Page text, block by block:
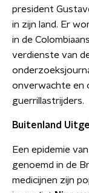
president
in zijn land. Er
in de
verdienste van
onverwachte en
guerrillastrijders.
Buitenland
Een epidemie
genoemd in de
medicijnen zijn